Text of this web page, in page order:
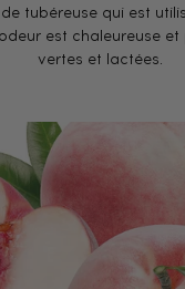
tubéreuse qui est
est chaleureuse
vertes et lactées.